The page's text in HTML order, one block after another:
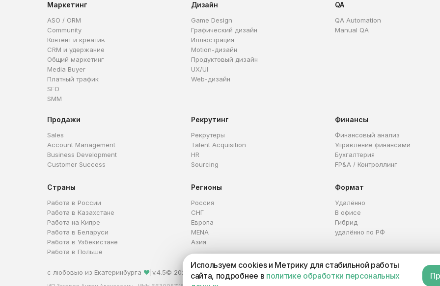
Маркетинг
ASO / ORM
Community
Контент и креатив
CRM и удержание
Общий маркетинг
Media Buyer
Платный трафик
SEO
SMM
Дизайн
Game Design
Графический дизайн
Иллюстрация
Motion-дизайн
Продуктовый дизайн
UX/UI
Web-дизайн
QA
QA Automation
Manual QA
Продажи
Sales
Account Management
Business Development
Customer Success
Рекрутинг
Рекрутеры
Talent Acquisition
HR
Sourcing
Финансы
Финансовый анализ
Управление финансами
Бухгалтерия
FP&A / Контроллинг
Страны
Работа в России
Работа в Казахстане
Работа на Кипре
Работа в Беларуси
Работа в Узбекистане
Работа в Польше
Регионы
Россия
СНГ
Европа
MENA
Азия
Формат
Удалённо
В офисе
Гибрид
удалённо по РФ
с любовью из Екатеринбурга ❤ v.4.5© 2026 HireHi
Используем cookies и Метрику для стабильной работы
сайта, подробнее в политике обработки персональных